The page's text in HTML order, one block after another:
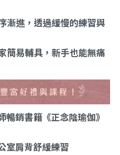
漸進，透過緩慢的練習與
簡易輔具，新手也能無痛
暢銷書籍《正念陰瑜伽》
室肩背舒緩練習